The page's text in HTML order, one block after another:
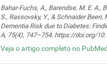
Bahar-Fuchs, A., Barendse, M. E. A.,
S., Rassovsky, Y., & Schnaider
Dementia Risk due to Diabetes:
A, 75(4), 747–754. https://doi.org/
Veja o artigo completo no PubMed